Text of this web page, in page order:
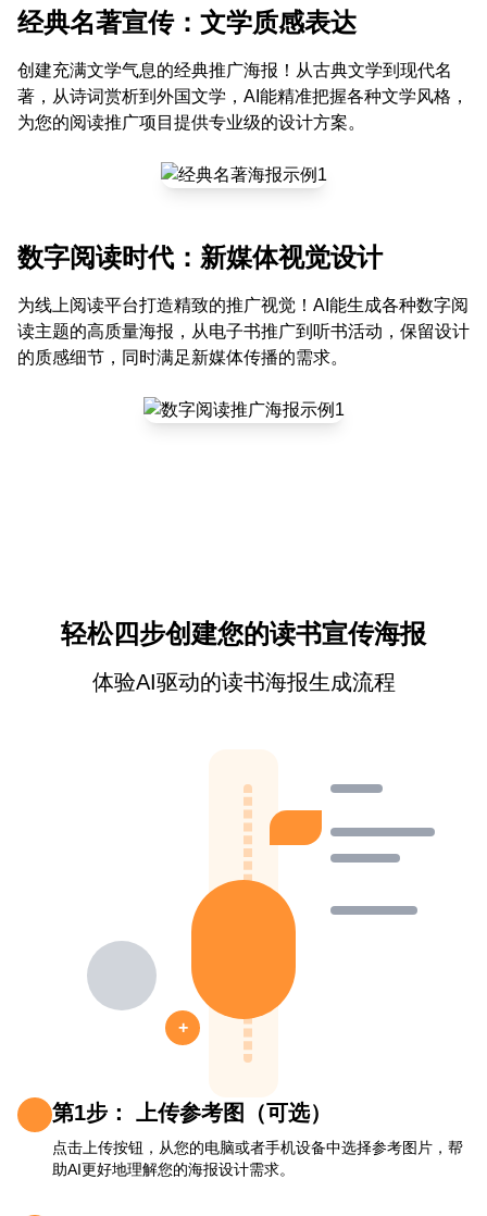
经典名著宣传：文学质感表达
创建充满文学气息的经典推广海报！从古典文学到现代名
著，从诗词赏析到外国文学，AI能精准把握各种文学风格，
为您的阅读推广项目提供专业级的设计方案。
数字阅读时代：新媒体视觉设计
为线上阅读平台打造精致的推广视觉！AI能生成各种数字阅
读主题的高质量海报，从电子书推广到听书活动，保留设计
的质感细节，同时满足新媒体传播的需求。
轻松四步创建您的读书宣传海报
体验AI驱动的读书海报生成流程
+
第1步： 上传参考图（可选）
点击上传按钮，从您的电脑或者手机设备中选择参考图片，帮
助AI更好地理解您的海报设计需求。